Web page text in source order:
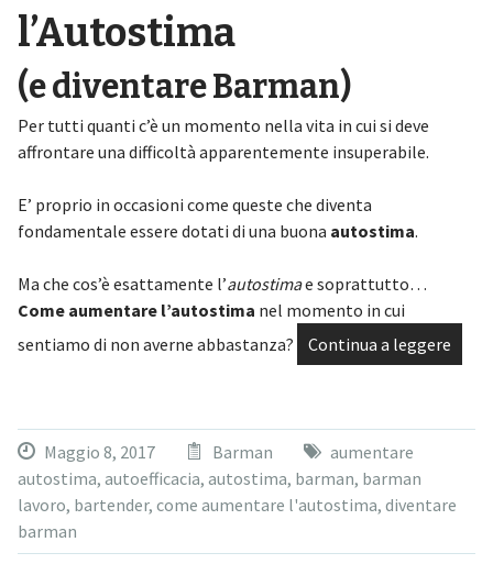
l’Autostima
(e diventare Barman)
Per tutti quanti c’è un momento nella vita in cui si deve
affrontare una difficoltà apparentemente insuperabile.
E’ proprio in occasioni come queste che diventa
fondamentale essere dotati di una buona autostima.
Ma che cos’è esattamente l’autostimae soprattutto…
Come aumentare l’autostima nel momento in cui
sentiamo di non averne abbastanza?
Continua a leggere
Maggio 8, 2017 Barman
aumentare
autostima, autoefficacia, autostima, barman, barman
lavoro, bartender, come aumentare l'autostima, diventare
barman